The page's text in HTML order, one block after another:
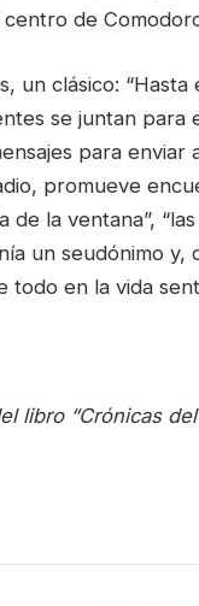
de
un clásico:
se juntan para
para
promueve
de la ventana”,
un seudónimo y,
todo en la vida
libro “Crónicas